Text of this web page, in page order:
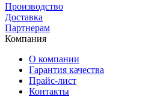
Производство
Доставка
Партнерам
Компания
О компании
Гарантия качества
Прайс-лист
Контакты